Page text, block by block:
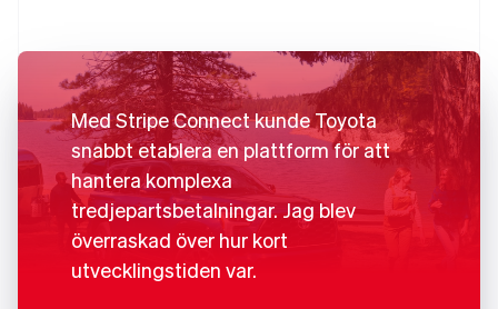
Med Stripe Connect kunde Toyota
snabbt etablera en plattform för att
hantera komplexa
tredjepartsbetalningar. Jag blev
överraskad över hur kort
utvecklingstiden var.